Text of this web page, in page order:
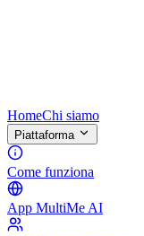
HomeChi siamo
Piattaforma
Come funziona
App MultiMe AI